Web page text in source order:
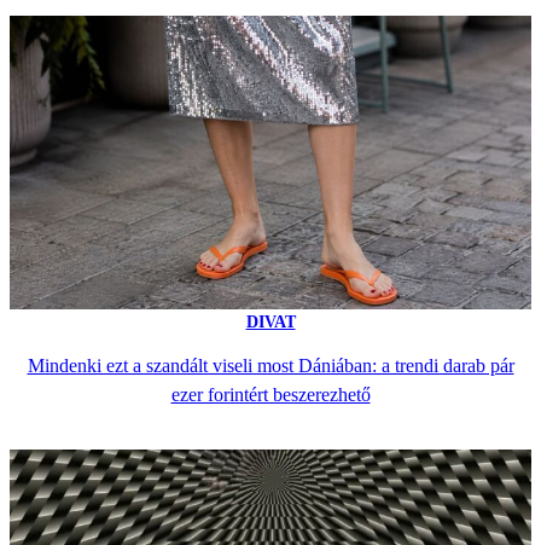
DIVAT
Mindenki ezt a szandált viseli most Dániában: a trendi darab pár
ezer forintért beszerezhető